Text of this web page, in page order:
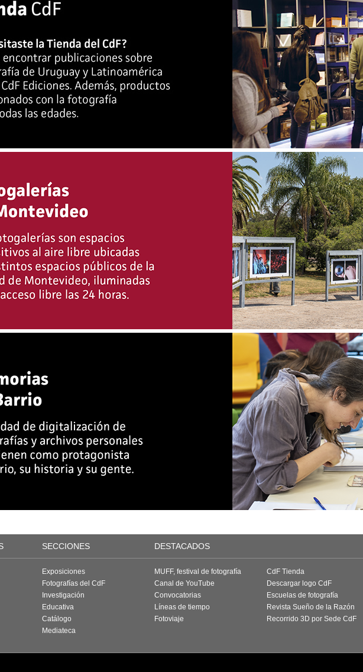
SECCIONES DESTACADOS
Exposiciones
Fotografías del CdF
Investigación
Educativa
Catálogo
Mediateca
MUFF, festival de fotografía
Canal de YouTube
Convocatorias
Líneas de tiempo
Fotoviaje
CdF Tienda
Descargar logo CdF
Escuelas de fotografía
Revista Sueño de la Razón
Recorrido 3D por Sede CdF